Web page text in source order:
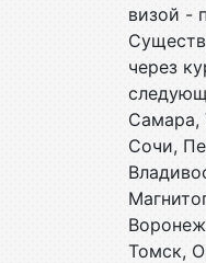
визой -
через
Самара,
Сочи,
Томск,